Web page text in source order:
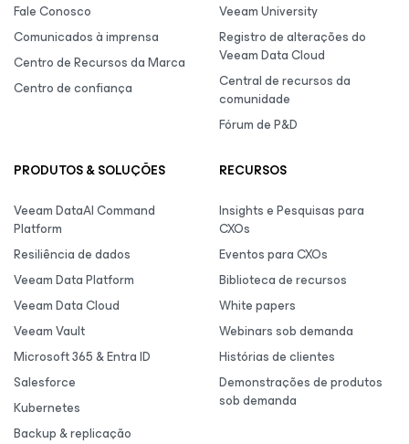
Fale Conosco
Comunicados à imprensa
Centro de Recursos da Marca
Centro de confiança
Veeam University
Registro de alterações do
Veeam Data Cloud
Central de recursos da
comunidade
Fórum de P&D
PRODUTOS & SOLUÇÕES
Veeam DataAI Command
Platform
Resiliência de dados
Veeam Data Platform
Veeam Data Cloud
Veeam Vault
Microsoft 365 & Entra ID
Salesforce
Kubernetes
Backup & replicação
RECURSOS
Insights e Pesquisas para
CXOs
Eventos para CXOs
Biblioteca de recursos
White papers
Webinars sob demanda
Histórias de clientes
Demonstrações de produtos
sob demanda